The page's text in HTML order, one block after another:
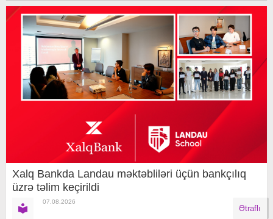
Xalq Bankda Landau məktəbliləri üçün bankçılıq
üzrə təlim keçirildi
07.08.2026
Ətraflı